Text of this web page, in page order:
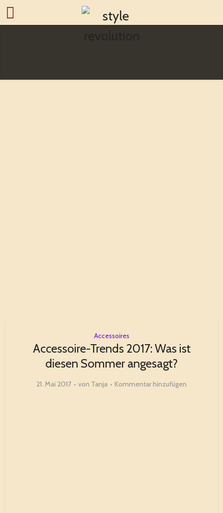
Accessoires
Accessoire-Trends 2017: Was ist
diesen Sommer angesagt?
21. Mai 2017 von Tanja Kommentar hinzufügen